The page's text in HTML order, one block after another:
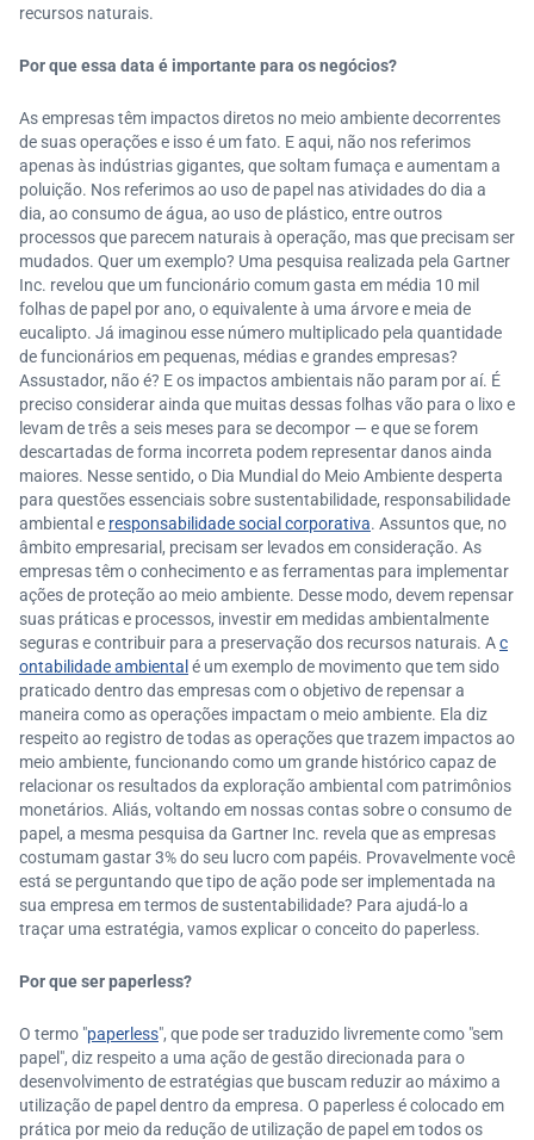
recursos naturais.
Por que essa data é importante para os negócios?
As empresas têm impactos diretos no meio ambiente decorrentes
de suas operações e isso é um fato. E aqui, não nos referimos
apenas às indústrias gigantes, que soltam fumaça e aumentam a
poluição. Nos referimos ao uso de papel nas atividades do dia a
dia, ao consumo de água, ao uso de plástico, entre outros
processos que parecem naturais à operação, mas que precisam ser
mudados. Quer um exemplo? Uma pesquisa realizada pela Gartner
Inc. revelou que um funcionário comum gasta em média 10 mil
folhas de papel por ano, o equivalente à uma árvore e meia de
eucalipto. Já imaginou esse número multiplicado pela quantidade
de funcionários em pequenas, médias e grandes empresas?
Assustador, não é? E os impactos ambientais não param por aí. É
preciso considerar ainda que muitas dessas folhas vão para o lixo e
levam de três a seis meses para se decompor — e que se forem
descartadas de forma incorreta podem representar danos ainda
maiores. Nesse sentido, o Dia Mundial do Meio Ambiente desperta
para questões essenciais sobre sustentabilidade, responsabilidade
ambiental e responsabilidade social corporativa. Assuntos que, no
âmbito empresarial, precisam ser levados em consideração. As
empresas têm o conhecimento e as ferramentas para implementar
ações de proteção ao meio ambiente. Desse modo, devem repensar
suas práticas e processos, investir em medidas ambientalmente
seguras e contribuir para a preservação dos recursos naturais. Ac
ontabilidade ambiental é um exemplo de movimento que tem sido
praticado dentro das empresas com o objetivo de repensar a
maneira como as operações impactam o meio ambiente. Ela diz
respeito ao registro de todas as operações que trazem impactos ao
meio ambiente, funcionando como um grande histórico capaz de
relacionar os resultados da exploração ambiental com patrimônios
monetários. Aliás, voltando em nossas contas sobre o consumo de
papel, a mesma pesquisa da Gartner Inc. revela que as empresas
costumam gastar 3% do seu lucro com papéis. Provavelmente você
está se perguntando que tipo de ação pode ser implementada na
sua empresa em termos de sustentabilidade? Para ajudá-lo a
traçar uma estratégia, vamos explicar o conceito do paperless.
Por que ser paperless?
O termo "paperless", que pode ser traduzido livremente como "sem
papel", diz respeito a uma ação de gestão direcionada para o
desenvolvimento de estratégias que buscam reduzir ao máximo a
utilização de papel dentro da empresa. O paperless é colocado em
prática por meio da redução de utilização de papel em todos os